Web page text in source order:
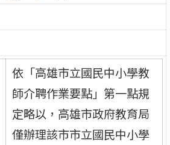
依「高雄市立國民中小學教
師介聘作業要點」第一點規
定略以，高雄市政府教育局
僅辦理該市市立國民中小學